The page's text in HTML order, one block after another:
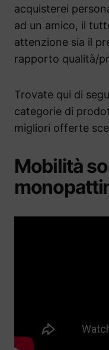
acquisterei
ad un amico, il
attenzione sia il
rapporto qualità/
Trovate qui di
categorie di
migliori offerte
Mobilità